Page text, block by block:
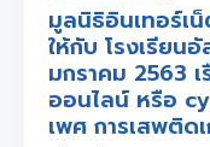
มูลนิธิอินเทอร์เ
ให้กับ โรงเรีย
มกราคม 2563 เ
ออนไลน์ หรือ
เพศ การเสพติด